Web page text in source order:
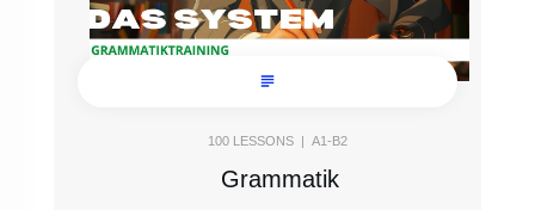
100LESSONS | A1-B2
Grammatik